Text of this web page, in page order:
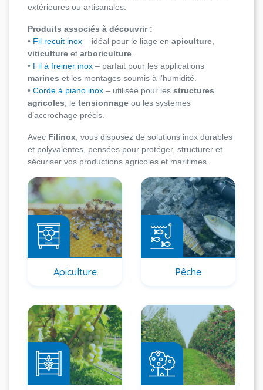
extérieures ou artisanales.
Produits associés à découvrir :
• Fil recuit inox – idéal pour le liage en apiculture
viticulture et arboriculture
• Fil à freiner inox – parfait pour les applications
marines et les montages soumis à l’humidité.
• Corde à piano inox – utilisée pour les structures
agricoles , le tensionnage ou les systèmes
d’accrochage précis.
Avec Filinox , vous disposez de solutions inox durables
et polyvalentes, pensées pour protéger, structurer et
sécuriser vos productions agricoles et maritimes.
Apiculture Pêche